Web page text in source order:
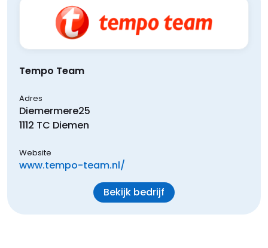
Tempo Team
Adres
Diemermere25
1112 TC Diemen
Website
www.tempo-team.nl/
Bekijk bedrijf